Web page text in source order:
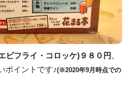
ビフライ・コロッケ)９８０円 。
ポイントです♪(※2020年9月時点での